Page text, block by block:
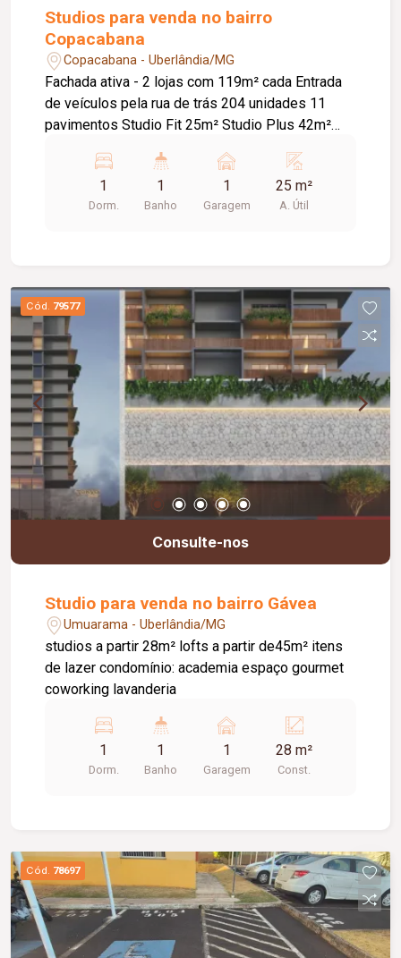
Studios para venda no bairro
Copacabana
Copacabana - Uberlândia/MG
Fachada ativa - 2 lojas com 119m² cada Entrada
de veículos pela rua de trás 204 unidades 11
pavimentos Studio Fit 25m² Studio Plus 42m²
Rooftop com piscina com deck, sky lounge
1
Dorm.
1
Banho
1
Garagem
25 m²
A. Útil
Cód. 79577
Consulte-nos
Studio para venda no bairro Gávea
Umuarama - Uberlândia/MG
studios a partir 28m² lofts a partir de45m² itens
de lazer condomínio: academia espaço gourmet
coworking lavanderia
1
Dorm.
1
Banho
1
Garagem
28 m²
Const.
Cód. 78697